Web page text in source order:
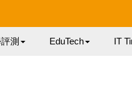
測 EduTech IT